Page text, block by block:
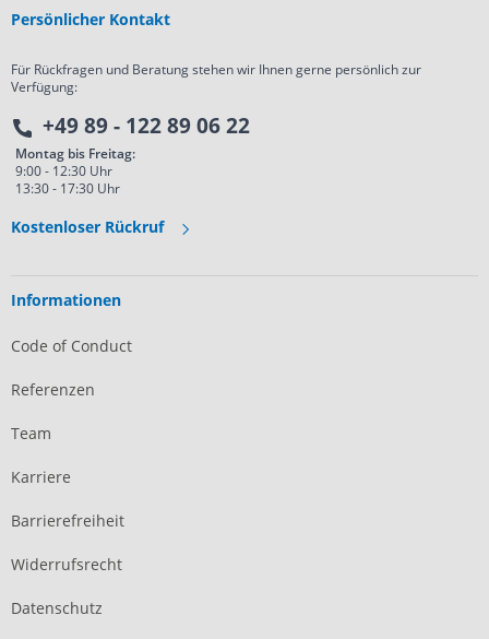
Persönlicher Kontakt
Für Rückfragen und Beratung stehen wir Ihnen gerne persönlich zur
Verfügung:
+49 89 - 122 89 06 22
Montag bis Freitag:
9:00 - 12:30 Uhr
13:30 - 17:30 Uhr
Kostenloser Rückruf
Informationen
Code of Conduct
Referenzen
Team
Karriere
Barrierefreiheit
Widerrufsrecht
Datenschutz